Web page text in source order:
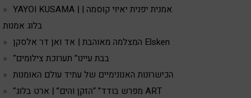
YAYOI KUSAMA | אמנית יפנית יאיוי קוסמה |
בלוג אמנות
המצלמה מאוהבת | אד ואן דר אלסקן Elsken
“בבת עיינו” תערוכת צילומים
הכישרונות האנונימיים של עתיד עולם האומנות
“מפרש בודד” “הזקן והים” | ארט בלוג ART